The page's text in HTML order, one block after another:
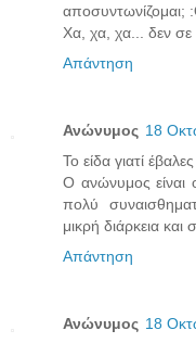
αποσυντωνίζομαι;
Χα, χα, χα... δεν
Απάντηση
Ανώνυμος 18
Το είδα γιατί
Ο ανώνυμος είναι
πολύ
μικρή διάρκεια και
Απάντηση
Ανώνυμος 18